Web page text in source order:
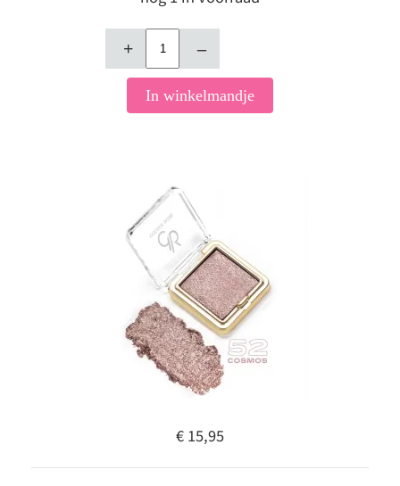
+ –
In winkelmandje
€ 15,95